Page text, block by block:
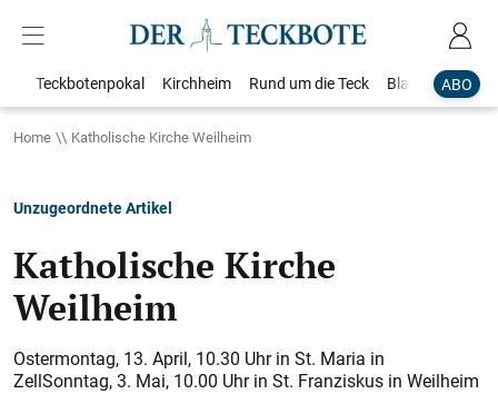
ABO
Teckbotenpokal Kirchheim Rund um die Teck Blaulicht
Home Katholische Kirche Weilheim
Unzugeordnete Artikel
Katholische Kirche
Weilheim
Ostermontag, 13. April, 10.30 Uhr in St. Maria in
ZellSonntag, 3. Mai, 10.00 Uhr in St. Franziskus in Weilheim